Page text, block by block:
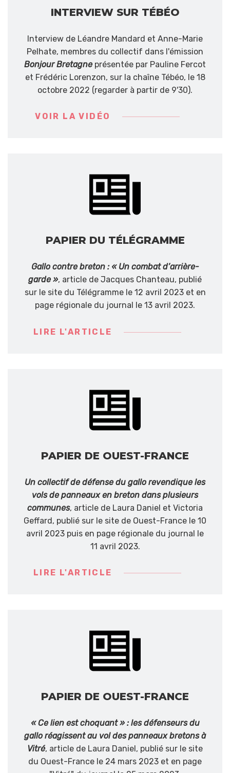
INTERVIEW SUR TÉBÉO
Interview de Léandre Mandard et Anne-Marie
Pelhate, membres du collectif dans l'émission
Bonjour Bretagne présentée par Pauline Fercot
et Frédéric Lorenzon, sur la chaîne Tébéo, le 18
octobre 2022 (regarder à partir de 9'30).
VOIR LA VIDÉO
PAPIER DU TÉLÉGRAMME
Gallo contre breton : « Un combat d’arrière-
garde », article de Jacques Chanteau, publié
sur le site du Télégramme le 12 avril 2023 et en
page régionale du journal le 13 avril 2023.
LIRE L'ARTICLE
PAPIER DE OUEST-FRANCE
Un collectif de défense du gallo revendique les
vols de panneaux en breton dans plusieurs
communes, article de Laura Daniel et Victoria
Geffard, publié sur le site de Ouest-France le 10
avril 2023 puis en page régionale du journal le
11 avril 2023.
LIRE L'ARTICLE
PAPIER DE OUEST-FRANCE
« Ce lien est choquant » : les défenseurs du
gallo réagissent au vol des panneaux bretons à
Vitré, article de Laura Daniel, publié sur le site
du Ouest-France le 24 mars 2023 et en page